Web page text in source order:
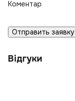
Коментар
Отправить заявку
Відгуки